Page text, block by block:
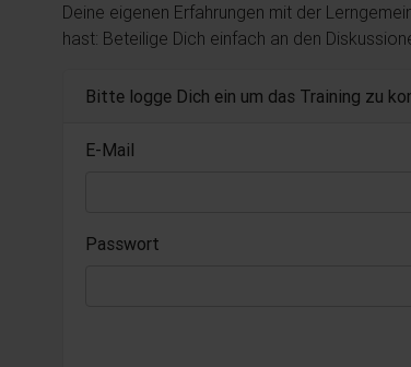
Deine eigenen Erfahrungen mit der
hast: Beteilige Dich einfach an den
Bitte logge Dich ein um das Training zu
E-Mail
Passwort